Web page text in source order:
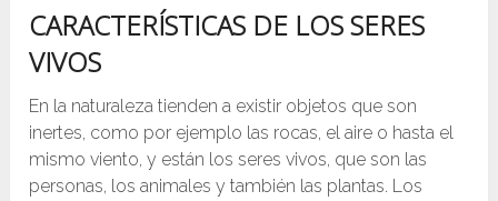
CARACTERÍSTICAS DE LOS SERES
VIVOS
En la naturaleza tienden a existir objetos que son
inertes, como por ejemplo las rocas, el aire o hasta el
mismo viento, y están los seres vivos, que son las
personas, los animales y también las plantas. Los